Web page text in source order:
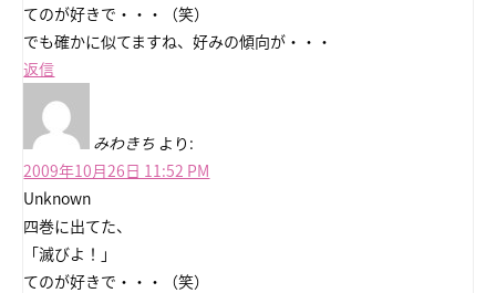
てのが好きで・・・（笑）
でも確かに似てますね、好みの傾向が・・・
返信
みわきち より:
2009年10月26日 11:52 PM
Unknown
四巻に出てた、
「滅びよ！」
てのが好きで・・・（笑）